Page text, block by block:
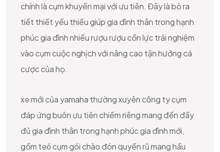
chính là cụm khuyến mại với ưu tiên. Đây là bỏ ra
tiết thiết yếu thiếu giúp gia đình thân trong hạnh
phúc gia đình nhiều rượu rượu cồn lực trải nghiệm
vào cụm cuộc nghịch với nâng cao tận hưởng cá
cược của họ.
xe mới của yamaha thường xuyên công ty cụm
đáp ứng buôn ưu tiên chiếm riêng mang đến đầy
đủ gia đình thân trong hạnh phúc gia đình mới,
gồm teó cụm gói chào đón quyến rũ mang hầu